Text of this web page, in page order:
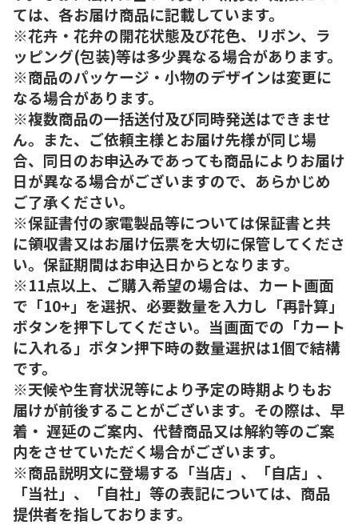
ては、各お届け商品に記載しています。
※花卉・花弁の開花状態及び花色、リボン、ラ
ッピング(包装)等は多少異なる場合があります。
※商品のパッケージ・小物のデザインは変更に
なる場合があります。
※複数商品の一括送付及び同時発送はできませ
ん。また、ご依頼主様とお届け先様が同じ場
合、同日のお申込みであっても商品によりお届け
日が異なる場合がございますので、あらかじめ
ご了承ください。
※保証書付の家電製品等については保証書と共
に領収書又はお届け伝票を大切に保管してくださ
い。保証期間はお申込日からとなります。
※11点以上、ご購入希望の場合は、カート画面
で「10+」を選択、必要数量を入力し「再計算」
ボタンを押下してください。当画面での「カート
に入れる」ボタン押下時の数量選択は1個で結構
です。
※天候や生育状況等により予定の時期よりもお
届けが前後することがございます。その際は、早
着・ 遅延のご案内、代替商品又は解約等のご案
内をさせていただく場合がございます。
※商品説明文に登場する「当店」、「自店」、
「当社」、「自社」等の表記については、商品
提供者を指しております。